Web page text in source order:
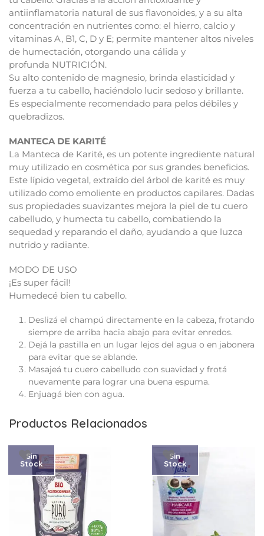
antiinflamatoria natural de sus flavonoides, y a su alta
concentración en nutrientes como: el hierro, calcio y
vitaminas A, B1, C, D y E; permite mantener altos niveles
de humectación, otorgando una cálida y
profunda NUTRICIÓN.
Su alto contenido de magnesio, brinda elasticidad y
fuerza a tu cabello, haciéndolo lucir sedoso y brillante.
Es especialmente recomendado para pelos débiles y
quebradizos.
MANTECA DE KARITÉ
La Manteca de Karité, es un potente ingrediente natural
muy utilizado en cosmética por sus grandes beneficios.
Este lípido vegetal, extraído del árbol de karité es muy
utilizado como emoliente en productos capilares. Dadas
sus propiedades suavizantes mejora la piel de tu cuero
cabelludo, y humecta tu cabello, combatiendo la
sequedad y reparando el daño, ayudando a que luzca
nutrido y radiante.
MODO DE USO
¡Es super fácil!
Humedecé bien tu cabello.
Deslizá el champú directamente en la cabeza, frotando
siempre de arriba hacia abajo para evitar enredos.
Dejá la pastilla en un lugar lejos del agua o en jabonera
para evitar que se ablande.
Masajeá tu cuero cabelludo con suavidad y frotá
nuevamente para lograr una buena espuma.
Enjuagá bien con agua.
Productos Relacionados
Sin
Stock
Sin
Stock